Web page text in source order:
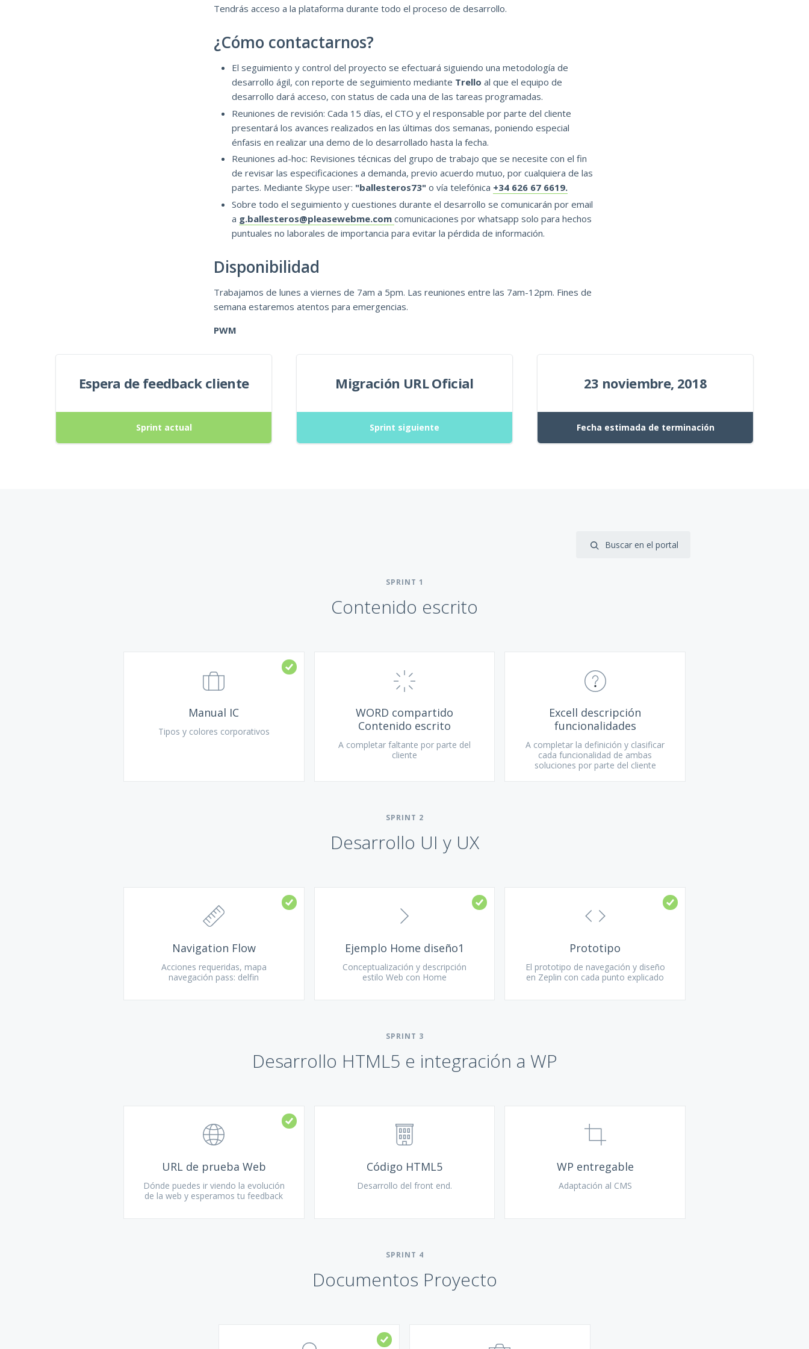
Tendrás acceso a la plataforma durante todo el proceso de desarrollo.
¿Cómo contactarnos?
El seguimiento y control del proyecto se efectuará siguiendo una metodología de
desarrollo ágil, con reporte de seguimiento mediante Trello al que el equipo de
desarrollo dará acceso, con status de cada una de las tareas programadas.
Reuniones de revisión: Cada 15 días, el CTO y el responsable por parte del cliente
presentará los avances realizados en las últimas dos semanas, poniendo especial
énfasis en realizar una demo de lo desarrollado hasta la fecha.
Reuniones ad-hoc: Revisiones técnicas del grupo de trabajo que se necesite con el fin
de revisar las especificaciones a demanda, previo acuerdo mutuo, por cualquiera de las
partes. Mediante Skype user: "ballesteros73" o vía telefónica +34 626 67 6619.
Sobre todo el seguimiento y cuestiones durante el desarrollo se comunicarán por email
a g.ballesteros@pleasewebme.com comunicaciones por whatsapp solo para hechos
puntuales no laborales de importancia para evitar la pérdida de información.
Disponibilidad
Trabajamos de lunes a viernes de 7am a 5pm. Las reuniones entre las 7am-12pm. Fines de
semana estaremos atentos para emergencias.
PWM
Espera de feedback cliente
Sprint actual
Migración URL Oficial
Sprint siguiente
23 noviembre, 2018
Fecha estimada de terminación
SPRINT 1
Contenido escrito
Manual IC
Tipos y colores corporativos
WORD compartido
Contenido escrito
A completar faltante por parte del
cliente
Excell descripción
funcionalidades
A completar la definición y clasificar
cada funcionalidad de ambas
soluciones por parte del cliente
SPRINT 2
Desarrollo UI y UX
Navigation Flow
Acciones requeridas, mapa
navegación pass: delfin
Ejemplo Home diseño1
Conceptualización y descripción
estilo Web con Home
Prototipo
El prototipo de navegación y diseño
en Zeplin con cada punto explicado
SPRINT 3
Desarrollo HTML5 e integración a WP
URL de prueba Web
Dónde puedes ir viendo la evolución
de la web y esperamos tu feedback
Código HTML5
Desarrollo del front end.
WP entregable
Adaptación al CMS
SPRINT 4
Documentos Proyecto